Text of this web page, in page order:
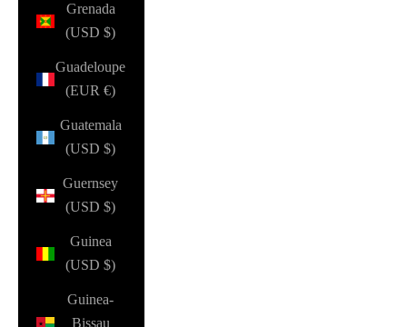
Grenada
(USD $)
Guadeloupe
(EUR €)
Guatemala
(USD $)
Guernsey
(USD $)
Guinea
(USD $)
Guinea-
Bissau